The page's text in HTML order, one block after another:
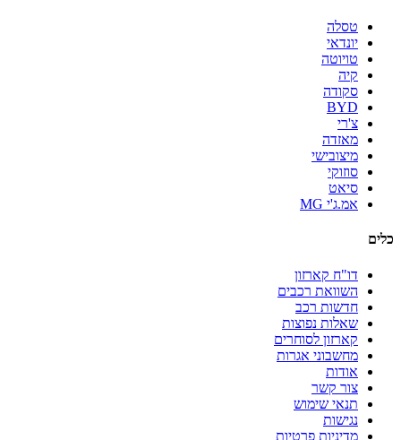
טסלה
יונדאי
טויוטה
קיה
סקודה
BYD
צ'רי
מאזדה
מיצובישי
סוזוקי
סיאט
אמ.ג'י MG
כלים
דו"ח קארזון
השוואת רכבים
חדשות רכב
שאלות נפוצות
קארזון לסוחרים
מחשבוני אגרות
אודות
צור קשר
תנאי שימוש
נגישות
מדיניות פרטיות